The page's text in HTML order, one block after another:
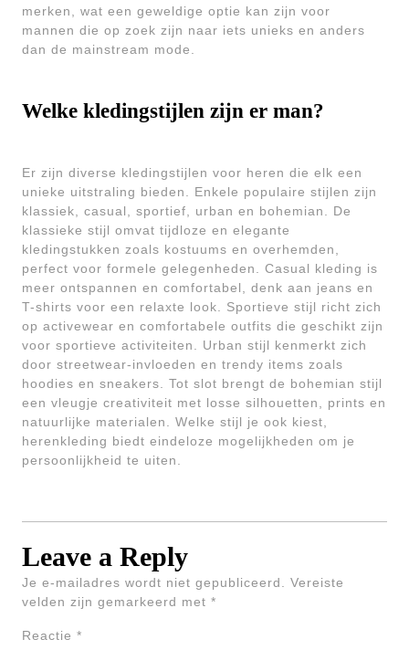
merken, wat een geweldige optie kan zijn voor
mannen die op zoek zijn naar iets unieks en anders
dan de mainstream mode.
Welke kledingstijlen zijn er man?
Er zijn diverse kledingstijlen voor heren die elk een
unieke uitstraling bieden. Enkele populaire stijlen zijn
klassiek, casual, sportief, urban en bohemian. De
klassieke stijl omvat tijdloze en elegante
kledingstukken zoals kostuums en overhemden,
perfect voor formele gelegenheden. Casual kleding is
meer ontspannen en comfortabel, denk aan jeans en
T-shirts voor een relaxte look. Sportieve stijl richt zich
op activewear en comfortabele outfits die geschikt zijn
voor sportieve activiteiten. Urban stijl kenmerkt zich
door streetwear-invloeden en trendy items zoals
hoodies en sneakers. Tot slot brengt de bohemian stijl
een vleugje creativiteit met losse silhouetten, prints en
natuurlijke materialen. Welke stijl je ook kiest,
herenkleding biedt eindeloze mogelijkheden om je
persoonlijkheid te uiten.
Leave a Reply
Je e-mailadres wordt niet gepubliceerd.
Vereiste
velden zijn gemarkeerd met *
Reactie *